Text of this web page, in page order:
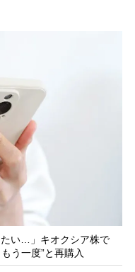
たい…」キオクシア株で
う一度”と再購入